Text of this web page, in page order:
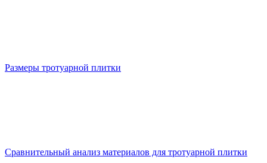
Размеры тротуарной плитки
Сравнительный анализ материалов для тротуарной плитки